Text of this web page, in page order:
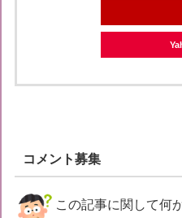
コメント募集
この記事に関して何